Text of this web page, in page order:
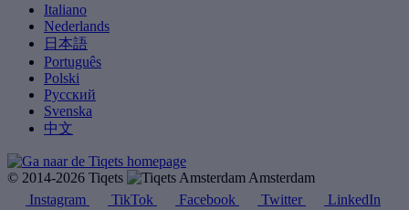
Italiano
Nederlands
日本語
Português
Polski
Русский
Svenska
中文
© 2014-2026 Tiqets
Amsterdam
Instagram
TikTok Facebook Twitter LinkedIn